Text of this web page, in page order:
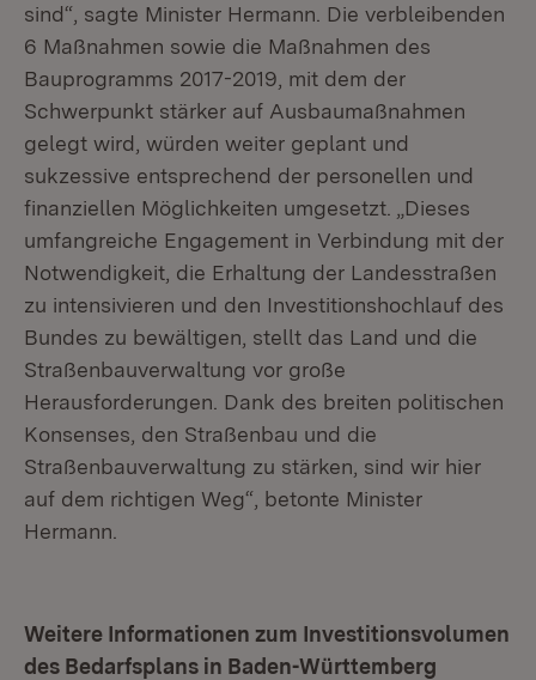
sind“, sagte Minister Hermann. Die verbleibenden
6 Maßnahmen sowie die Maßnahmen des
Bauprogramms 2017-2019, mit dem der
Schwerpunkt stärker auf Ausbaumaßnahmen
gelegt wird, würden weiter geplant und
sukzessive entsprechend der personellen und
finanziellen Möglichkeiten umgesetzt. „Dieses
umfangreiche Engagement in Verbindung mit der
Notwendigkeit, die Erhaltung der Landesstraßen
zu intensivieren und den Investitionshochlauf des
Bundes zu bewältigen, stellt das Land und die
Straßenbauverwaltung vor große
Herausforderungen. Dank des breiten politischen
Konsenses, den Straßenbau und die
Straßenbauverwaltung zu stärken, sind wir hier
auf dem richtigen Weg“, betonte Minister
Hermann.
Weitere Informationen zum Investitionsvolumen
des Bedarfsplans in Baden-Württemberg